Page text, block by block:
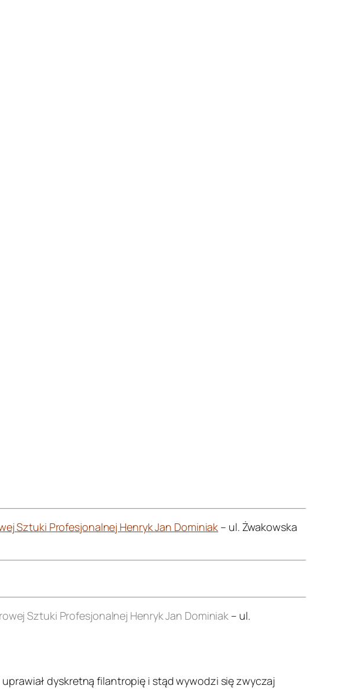
Sztuki Profesjonalnej Henryk Jan Dominiak – ul. Żwakowska
Sztuki Profesjonalnej Henryk Jan Dominiak – ul.
dyskretną filantropię i stąd wywodzi się zwyczaj